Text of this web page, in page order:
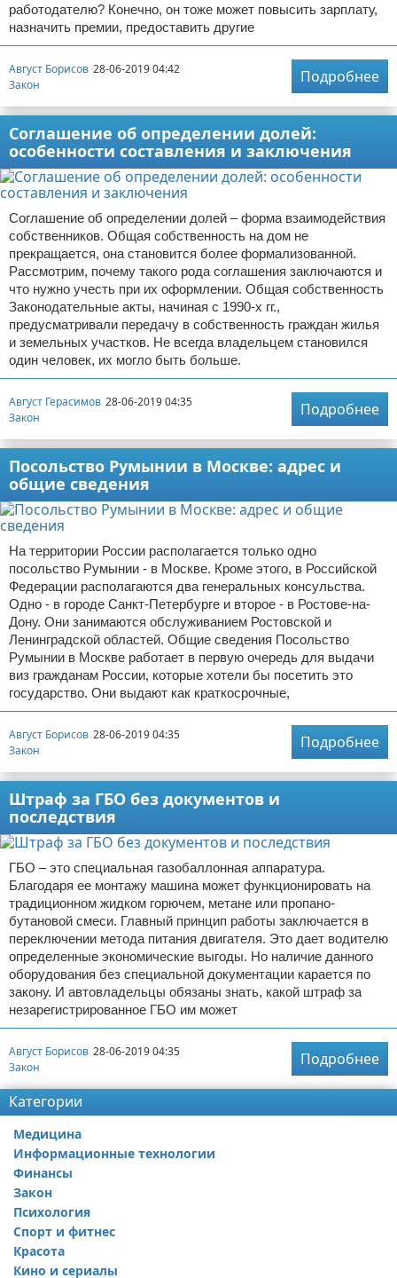
работодателю? Конечно, он тоже может повысить зарплату,
назначить премии, предоставить другие
Август Борисов 28-06-2019 04:42
Закон
Подробнее
Соглашение об определении долей:
особенности составления и заключения
Соглашение об определении долей – форма взаимодействия
собственников. Общая собственность на дом не
прекращается, она становится более формализованной.
Рассмотрим, почему такого рода соглашения заключаются и
что нужно учесть при их оформлении. Общая собственность
Законодательные акты, начиная с 1990-х гг.,
предусматривали передачу в собственность граждан жилья
и земельных участков. Не всегда владельцем становился
один человек, их могло быть больше.
Август Герасимов 28-06-2019 04:35
Закон
Подробнее
Посольство Румынии в Москве: адрес и
общие сведения
На территории России располагается только одно
посольство Румынии - в Москве. Кроме этого, в Российской
Федерации располагаются два генеральных консульства.
Одно - в городе Санкт-Петербурге и второе - в Ростове-на-
Дону. Они занимаются обслуживанием Ростовской и
Ленинградской областей. Общие сведения Посольство
Румынии в Москве работает в первую очередь для выдачи
виз гражданам России, которые хотели бы посетить это
государство. Они выдают как краткосрочные,
Август Борисов 28-06-2019 04:35
Закон
Подробнее
Штраф за ГБО без документов и
последствия
ГБО – это специальная газобаллонная аппаратура.
Благодаря ее монтажу машина может функционировать на
традиционном жидком горючем, метане или пропано-
бутановой смеси. Главный принцип работы заключается в
переключении метода питания двигателя. Это дает водителю
определенные экономические выгоды. Но наличие данного
оборудования без специальной документации карается по
закону. И автовладельцы обязаны знать, какой штраф за
незарегистрированное ГБО им может
Август Борисов 28-06-2019 04:35
Закон
Подробнее
Категории
Медицина
Информационные технологии
Финансы
Закон
Психология
Спорт и фитнес
Красота
Кино и сериалы